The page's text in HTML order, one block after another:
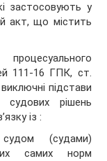
застосовують у
акт, що містить
111-16 ГПК, ст.
підстави
рішень
із :
(судами)
самих норм